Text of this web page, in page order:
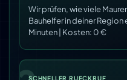
Wir prüfen, wie viele
Bauhelfer in deiner Region
Minuten | Kosten: 0 €
SCHNELLER RUECKRUF